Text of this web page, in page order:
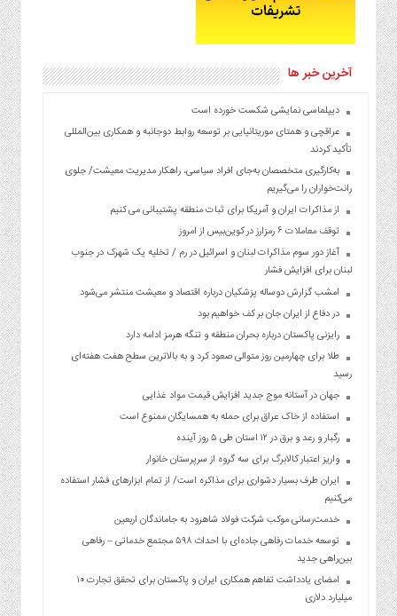
آخرین خبر ها
دیپلماسی نمایشی شکست خورده است
عراقچی و همتای موریتانیایی بر توسعه روابط دوجانبه و همکاری بین‌المللی
تأکید کردند
به‌کارگیری متخصصان به‌جای افراد سیاسی، راهکار مدیریت معیشت/ جلوی
رانت‌خواران را می‌گیریم
از مذاکرات ایران و آمریکا برای ثبات منطقه پشتیبانی می کنیم
توقف معاملات ۶ رمزارز در کوین‌بیس از امروز
آغاز دور سوم مذاکرات لبنان و اسرائیل در رم / تخلیه یک شهرک در جنوب
لبنان برای افزایش فشار
امشب گزارش دوساله پزشکیان درباره اقتصاد و معیشت منتشر می‌شود
در دفاع از ایران جان بر کف خواهیم بود
رایزنی پاکستان درباره بحران منطقه و تنگه هرمز ادامه دارد
طلا برای چهارمین روز متوالی صعود کرد و به بالاترین سطح هفت هفته‌ای
رسید
جهان در آستانه موج جدید افزایش قیمت مواد غذایی
استفاده از خاک عراق برای حمله به همسایگان ممنوع است
رگبار و رعد و برق در ۱۲ استان طی ۵ روز آینده
واریز اعتبار کالابرگ برای سه گروه از سرپرستان خانوار
ایران طرف بسیار دشواری برای مذاکره است/ از تمام ابزارهای فشار استفاده
می‌کنیم
خدمت‌رسانی موکب شرکت فولاد شاهرود به جاماندگان اربعین
توسعه خدمات رفاهی جاده‌ای با احداث ۵۹۸ مجتمع خدماتی – رفاهی
بین‌راهی جدید
امضای یادداشت تفاهم همکاری ایران و پاکستان برای تحقق تجارت ۱۰
میلیارد دلاری